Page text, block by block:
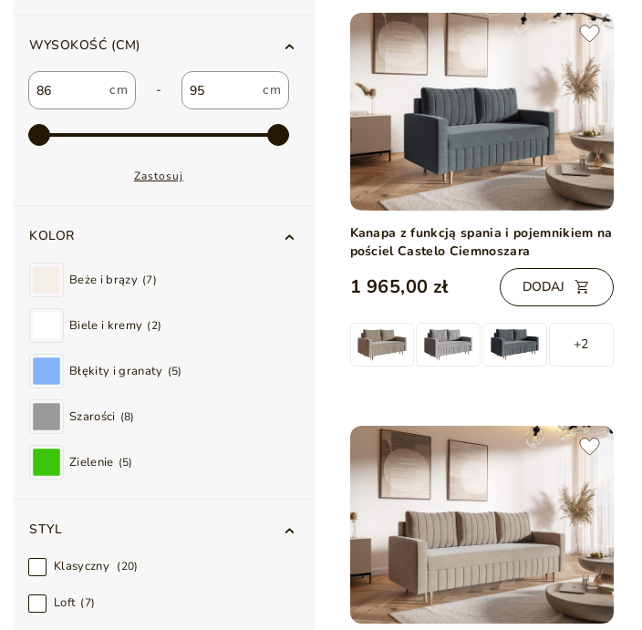
WYSOKOŚĆ (CM)
-
Zastosuj
KOLOR
Beże i brązy 7
Biele i kremy 2
Błękity i granaty 5
Szarości 8
Zielenie 5
STYL
Klasyczny 20
Loft 7
Kanapa z funkcją spania i pojemnikiem na
pościel Castelo Ciemnoszara
1 965,00 zł DODAJ
+2